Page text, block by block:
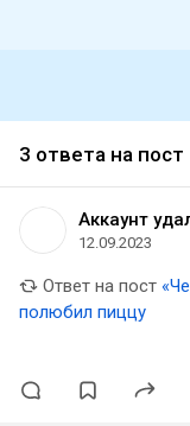
3 ответа на пост
Аккаунт
12.09.2023
Ответ на пост
полюбил пиццу